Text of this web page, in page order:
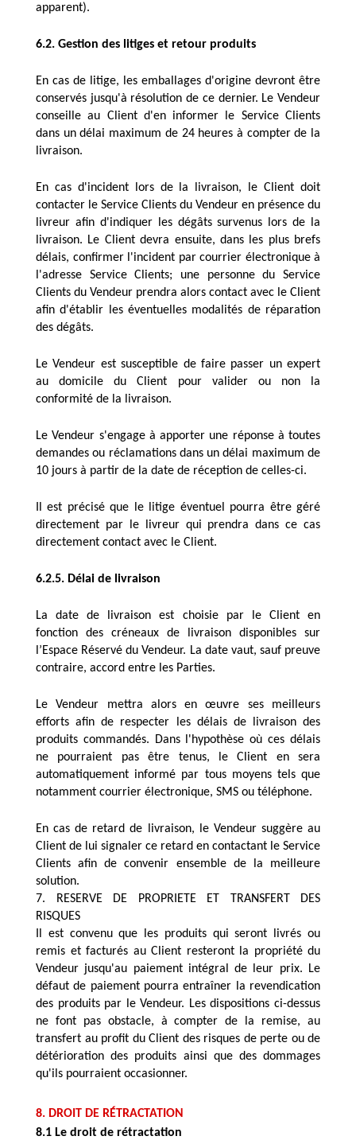
apparent).
6.2. Gestion des litiges et retour produits
En cas de litige, les emballages d'origine devront être
conservés jusqu'à résolution de ce dernier. Le Vendeur
conseille au Client d'en informer le Service Clients
dans un délai maximum de 24 heures à compter de la
livraison.
En cas d'incident lors de la livraison, le Client doit
contacter le Service Clients du Vendeur en présence du
livreur afin d'indiquer les dégâts survenus lors de la
livraison. Le Client devra ensuite, dans les plus brefs
délais, confirmer l'incident par courrier électronique à
l'adresse Service Clients; une personne du Service
Clients du Vendeur prendra alors contact avec le Client
afin d'établir les éventuelles modalités de réparation
des dégâts.
Le Vendeur est susceptible de faire passer un expert
au domicile du Client pour valider ou non la
conformité de la livraison.
Le Vendeur s'engage à apporter une réponse à toutes
demandes ou réclamations dans un délai maximum de
10 jours à partir de la date de réception de celles-ci.
Il est précisé que le litige éventuel pourra être géré
directement par le livreur qui prendra dans ce cas
directement contact avec le Client.
6.2.5. Délai de livraison
La date de livraison est choisie par le Client en
fonction des créneaux de livraison disponibles sur
l’Espace Réservé du Vendeur. La date vaut, sauf preuve
contraire, accord entre les Parties.
Le Vendeur mettra alors en œuvre ses meilleurs
efforts afin de respecter les délais de livraison des
produits commandés. Dans l'hypothèse où ces délais
ne pourraient pas être tenus, le Client en sera
automatiquement informé par tous moyens tels que
notamment courrier électronique, SMS ou téléphone.
En cas de retard de livraison, le Vendeur suggère au
Client de lui signaler ce retard en contactant le Service
Clients afin de convenir ensemble de la meilleure
solution.
7. RESERVE DE PROPRIETE ET TRANSFERT DES
RISQUES
Il est convenu que les produits qui seront livrés ou
remis et facturés au Client resteront la propriété du
Vendeur jusqu'au paiement intégral de leur prix. Le
défaut de paiement pourra entraîner la revendication
des produits par le Vendeur. Les dispositions ci-dessus
ne font pas obstacle, à compter de la remise, au
transfert au profit du Client des risques de perte ou de
détérioration des produits ainsi que des dommages
qu'ils pourraient occasionner.
8. DROIT DE RÉTRACTATION
8.1 Le droit de rétractation